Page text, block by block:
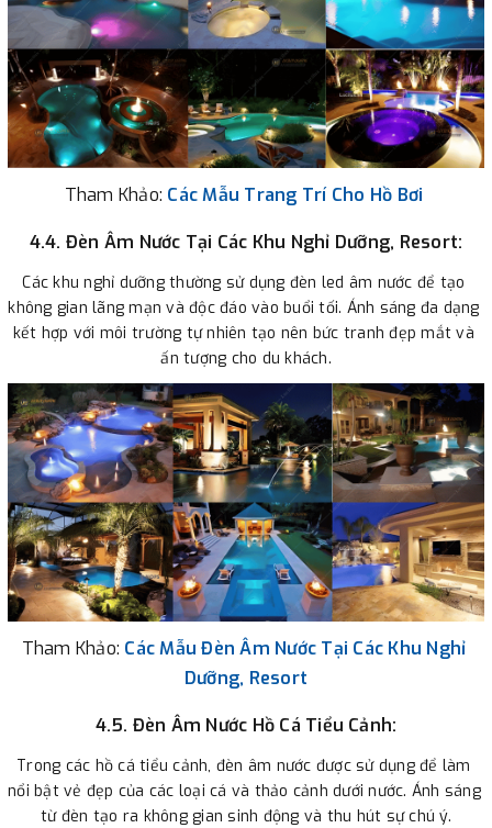
Tham Khảo: Các Mẫu Trang Trí Cho Hồ Bơi
4.4. Đèn Âm Nước Tại Các Khu Nghỉ Dưỡng, Resort:
Các khu nghỉ dưỡng thường sử dụng đèn led âm nước để tạo
không gian lãng mạn và độc đáo vào buổi tối. Ánh sáng đa dạng
kết hợp với môi trường tự nhiên tạo nên bức tranh đẹp mắt và
ấn tượng cho du khách.
Tham Khảo: Các MẫuĐèn Âm Nước Tại Các Khu Nghỉ
Dưỡng, Resort
4.5. Đèn Âm Nước Hồ Cá Tiểu Cảnh:
Trong các hồ cá tiểu cảnh, đèn âm nước được sử dụng để làm
nổi bật vẻ đẹp của các loại cá và thảo cảnh dưới nước. Ánh sáng
từ đèn tạo ra không gian sinh động và thu hút sự chú ý.